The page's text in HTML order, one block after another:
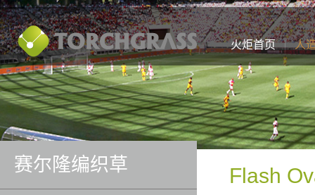
火炬首页 人
赛尔隆编织草 Flash